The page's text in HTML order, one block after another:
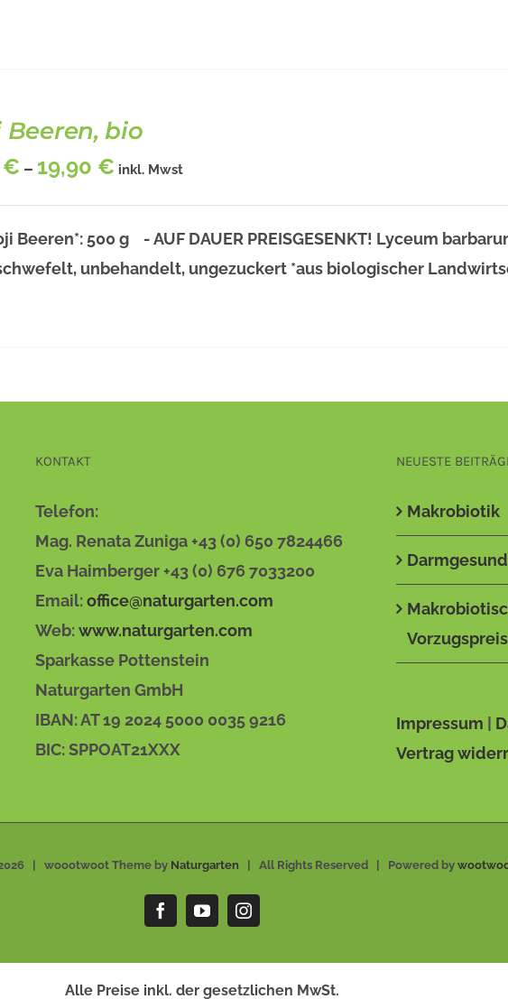
Beeren, bio
€ – 19,90 € inkl. Mwst
Beeren*: 500 g - AUF DAUER PREISGESENKT! Lyceum
unbehandelt, ungezuckert *aus biologischer
KONTAKT
Telefon:
Mag. Renata Zuniga +43 (0) 650 7824466
Eva Haimberger +43 (0) 676 7033200
Email:office@naturgarten.com
Web:www.naturgarten.com
Sparkasse Pottenstein
Naturgarten GmbH
IBAN: AT 19 2024 5000 0035 9216
BIC: SPPOAT21XXX
NEUESTE
Makrobiotik
Impressum
Vertrag
| woootwoot Theme by Naturgarten | All Rights Reserved | Powered by
FacebookYouTubeInstagram
Alle Preise inkl. der gesetzlichen MwSt.